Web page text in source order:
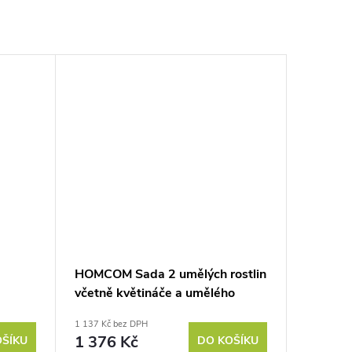
HOMCOM Sada 2 umělých rostlin
včetně květináče a umělého
bílá + zelená + fialová
1 137 Kč bez DPH
1 376 Kč DO KOŠÍKU